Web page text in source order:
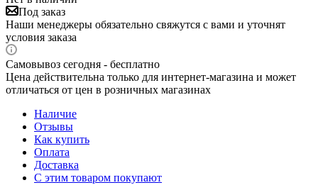
Под заказ
Наши менеджеры обязательно свяжутся с вами и уточнят
условия заказа
Самовывоз сегодня - бесплатно
Цена действительна только для интернет-магазина и может
отличаться от цен в розничных магазинах
Наличие
Отзывы
Как купить
Оплата
Доставка
С этим товаром покупают